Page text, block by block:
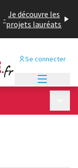
- Je découvre les
projets lauréats
Se connecter